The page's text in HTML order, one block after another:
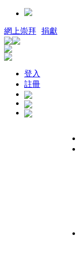
網上崇拜 捐獻
登入
註冊